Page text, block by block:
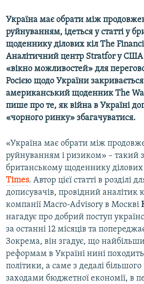
Усі сайти RFE/RL
Україна має обрати між
руйнуванням, ідеться у статті у
щоденнику ділових кілThe
Аналітичний центр Stratforу США
«вікно можливостей» для
Росією щодо України
американський щоденникThe
пише про те, як війна в Україні
«чорного ринку» збагачуватися.
«Україна має обрати між
руйнуванням і ризиком» – такий
британському щоденнику ділових
Times. Автор цієї статті в розділі
дописувачів, провідний аналітик
компанії Macro-Advisory в Москві
нагадує про добрий поступ
за останні 12 місяців та
Зокрема, він згадує, що
реформам в Україні нині походить
політики, а саме з дедалі
заходами бюджетної економії, в